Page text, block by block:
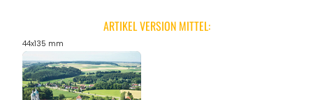
ARTIKEL VERSION MITTEL:
44x135 mm